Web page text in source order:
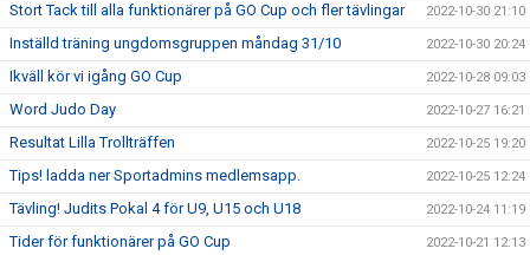
Stort Tack till alla funktionärer på GO Cup och fler tävlingar 2022-10-30 21:10
Inställd träning ungdomsgruppen måndag 31/10 2022-10-30 20:24
Ikväll kör vi igång GO Cup 2022-10-28 09:03
Word Judo Day 2022-10-27 16:21
Resultat Lilla Trollträffen 2022-10-25 19:20
Tips! ladda ner Sportadmins medlemsapp. 2022-10-25 12:24
Tävling! Judits Pokal 4 för U9, U15 och U18 2022-10-24 11:19
Tider för funktionärer på GO Cup 2022-10-21 12:13